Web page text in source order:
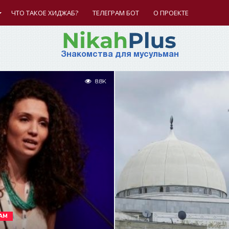
ЧТО ТАКОЕ ХИДЖАБ? ТЕЛЕГРАМ БОТ О ПРОЕКТЕ
Знакомства для мусульман
8.8K